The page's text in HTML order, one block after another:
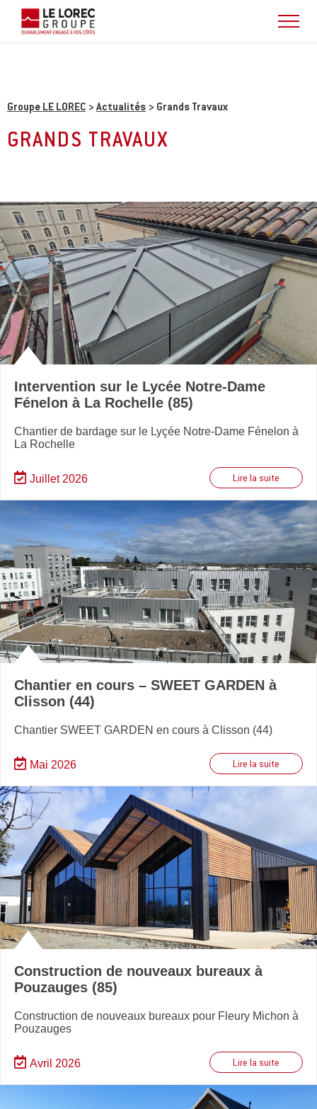
Groupe LE LOREC > Actualités > Grands Travaux
GRANDS TRAVAUX
Intervention sur le Lycée Notre-Dame
Fénelon à La Rochelle (85)
Chantier de bardage sur le Lyçée Notre-Dame Fénelon à
La Rochelle
Juillet 2026 Lire la suite
Chantier en cours – SWEET GARDEN à
Clisson (44)
Chantier SWEET GARDEN en cours à Clisson (44)
Mai 2026 Lire la suite
Construction de nouveaux bureaux à
Pouzauges (85)
Construction de nouveaux bureaux pour Fleury Michon à
Pouzauges
Avril 2026 Lire la suite